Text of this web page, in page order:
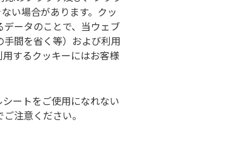
い場合があります。クッ
ータのことで、当ウェブ
間を省く等）および利用
するクッキーにはお客様
ートをご使用になれない
注意ください。